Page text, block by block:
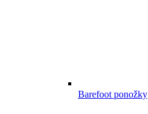
Barefoot ponožky